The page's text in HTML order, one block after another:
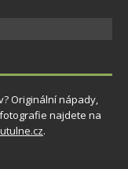
Originální nápady,
najdete na
.